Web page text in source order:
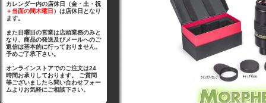
カレンダー内の店休日（金・土・祝
＋当面の間木曜日 ）は店休日となり
ます。
また日曜日の営業は店頭業務のみと
なり、商品の発送及びメールへのご
返信は基本的に行っておりません。
予めご了承下さい。
オンラインストアでのご注文は24
時間お承りしております。 ご質問
等ございましたら問い合わせフォー
ムよりお気軽にご相談下さい。